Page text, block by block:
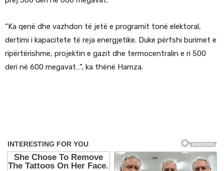
“Ka qenë dhe vazhdon të jetë e programit tonë elektoral,
dertimi i kapacitete të reja energjetike. Duke përfshi burimet e
ripërtërishme, projektin e gazit dhe termocentralin e ri 500
deri në 600 megavat…”, ka thënë Hamza.